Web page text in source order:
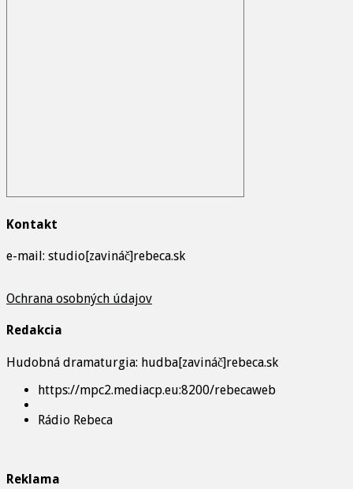
Kontakt
e-mail: studio[zavináč]rebeca.sk
Ochrana osobných údajov
Redakcia
Hudobná dramaturgia: hudba[zavináč]rebeca.sk
https://mpc2.mediacp.eu:8200/rebecaweb
Rádio Rebeca
Reklama